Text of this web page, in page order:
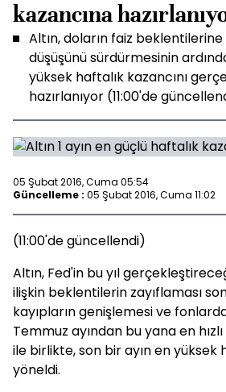
kazancına
Altın, doların faiz
düşüşünü sürdürmesinin
yüksek haftalık kazancını
hazırlanıyor (11:00'de
05 Şubat 2016, Cuma 05:54
Güncelleme : 05 Şubat 2016, Cuma 11:02
(11:00'de güncellendi)
Altın, Fed'in bu yıl
ilişkin beklentilerin zayıflaması
kayıpların genişlemesi ve
Temmuz ayından bu yana en
ile birlikte, son bir ayın en yüksek
yöneldi.